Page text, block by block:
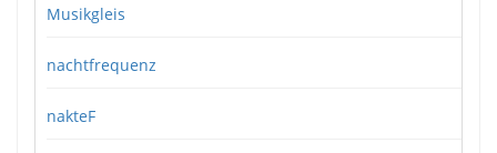
Musikgleis
nachtfrequenz
nakteF